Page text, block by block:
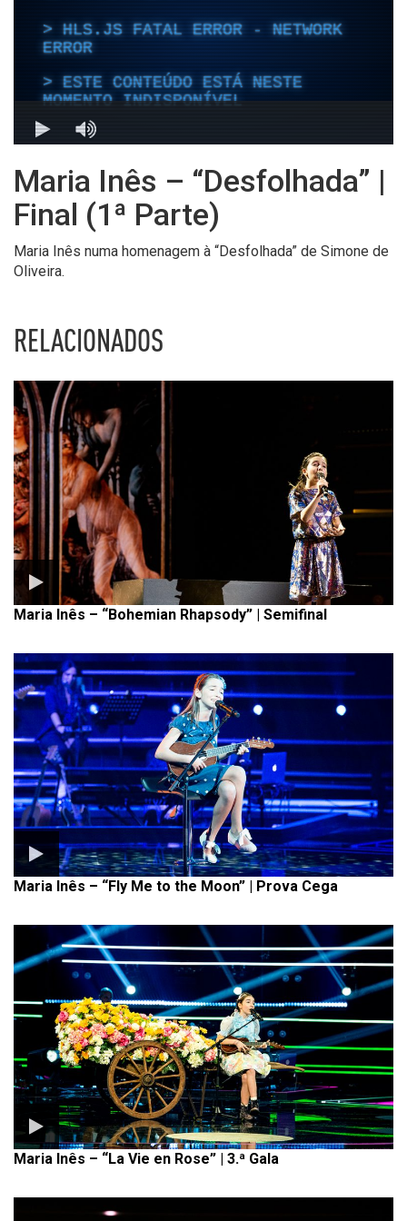
Maria Inês – “Desfolhada” |
Final (1ª Parte)
Maria Inês numa homenagem à “Desfolhada” de Simone de
Oliveira.
RELACIONADOS
Maria Inês – “Bohemian Rhapsody” | Semifinal
Maria Inês – “Fly Me to the Moon” | Prova Cega
Maria Inês – “La Vie en Rose” | 3.ª Gala